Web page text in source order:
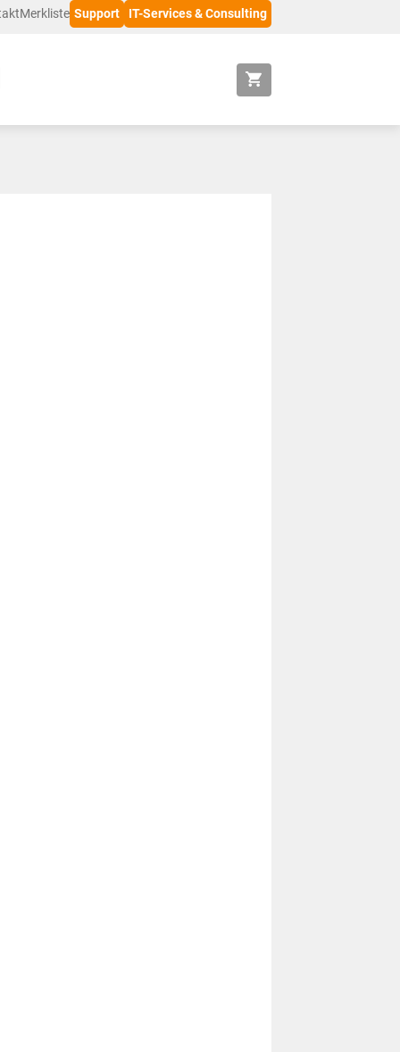
Merkliste Support IT-Services & Consulting